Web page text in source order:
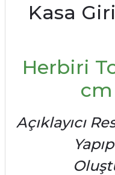
Kasa
Herbiri
cm
Açıklayıcı